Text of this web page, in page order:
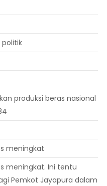
produksi beras nasional
meningkat
meningkat. Ini tentu
Pemkot Jayapura dalam